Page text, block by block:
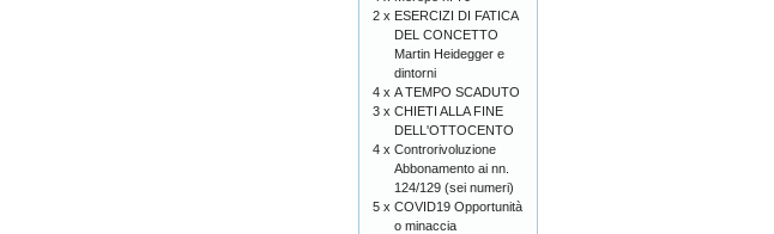
2 x ESERCIZI DI FATICA
DEL CONCETTO
Martin Heidegger e
dintorni
4 x A TEMPO SCADUTO
3 x CHIETI ALLA FINE
DELL'OTTOCENTO
4 x Controrivoluzione
Abbonamento ai nn.
124/129 (sei numeri)
5 x COVID19 Opportunità
o minaccia